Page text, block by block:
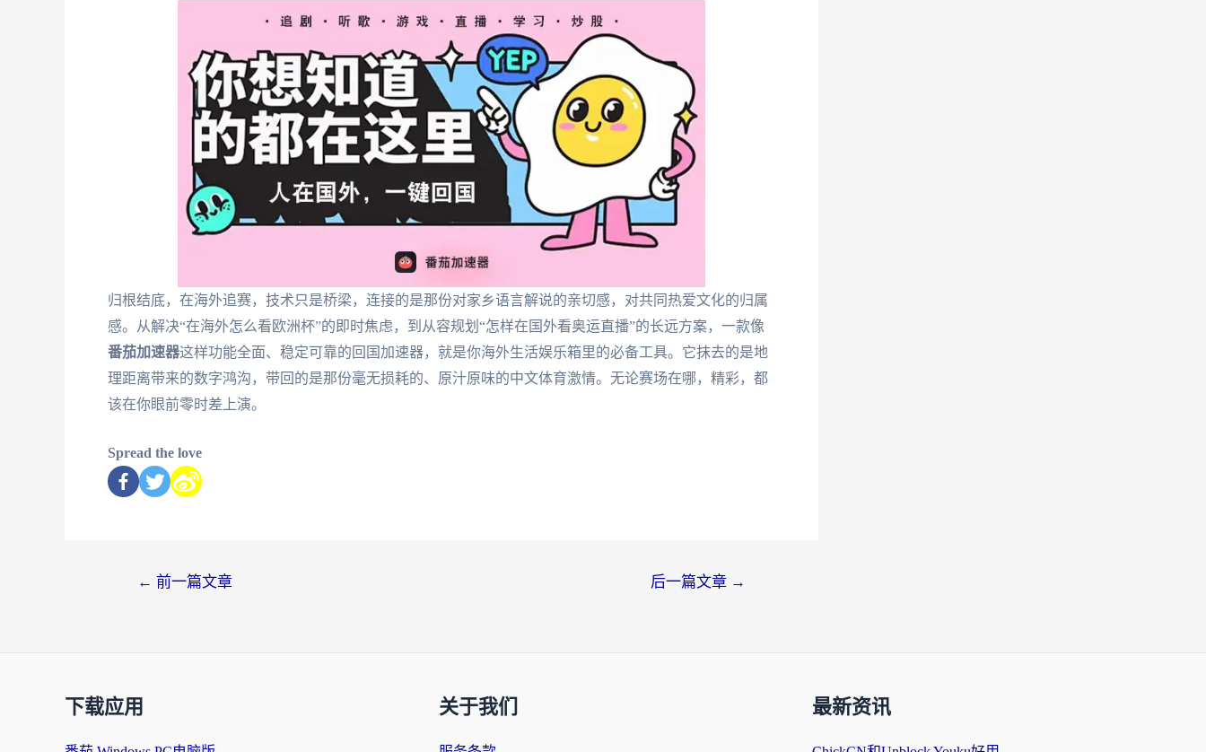
归根结底，在海外追赛，技术只是桥梁，连接的是那份对家乡语言解说的亲切感，对共同热爱文化的归属
感。从解决“在海外怎么看欧洲杯”的即时焦虑，到从容规划“怎样在国外看奥运直播”的长远方案，一款像
番茄加速器这样功能全面、稳定可靠的回国加速器，就是你海外生活娱乐箱里的必备工具。它抹去的是地
理距离带来的数字鸿沟，带回的是那份毫无损耗的、原汁原味的中文体育激情。无论赛场在哪，精彩，都
该在你眼前零时差上演。
Spread the love
← 前一篇文章 后一篇文章 →
下载应用 关于我们 最新资讯